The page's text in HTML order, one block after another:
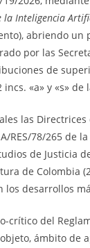
Inteligencia
abriendo
por las
de
«a» y «s» de
las Directrices
RES/78/265 de
de Justicia
de Colombia
desarrollos
crítico del
ámbito de